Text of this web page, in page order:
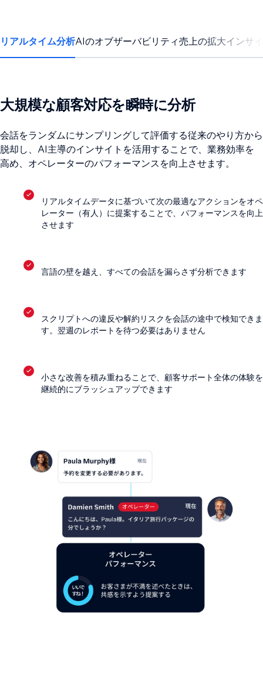
リアルタイム分析AIのオブザーバビリティ売上の拡大インサ
大規模な顧客対応を瞬時に分析
会話をランダムにサンプリングして評価する従来のやり方から
脱却し、AI主導のインサイトを活用することで、業務効率を
高め、オペレーターのパフォーマンスを向上させます。
リアルタイムデータに基づいて次の最適なアクションをオペ
レーター（有人）に提案することで、パフォーマンスを向上
させます
言語の壁を越え、すべての会話を漏らさず分析できます
スクリプトへの違反や解約リスクを会話の途中で検知できま
す。翌週のレポートを待つ必要はありません
小さな改善を積み重ねることで、顧客サポート全体の体験を
継続的にブラッシュアップできます